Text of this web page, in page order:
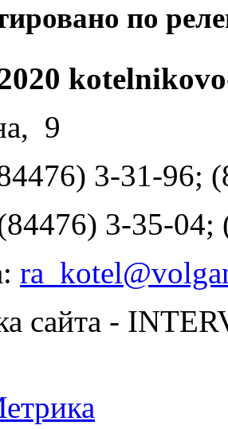
по
9
3-31-96;
3-35-04;
сайта -